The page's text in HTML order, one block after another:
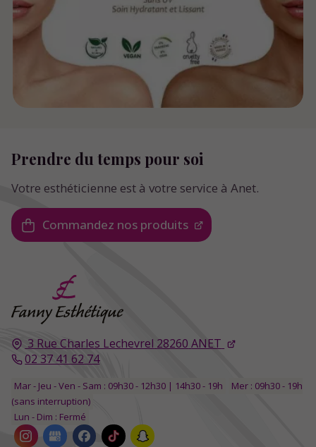
3 Rue Charles Lechevrel 28260 ANET
02 37 41 62 74
Mar - Jeu - Ven - Sam : 09h30 - 12h30 | 14h30 - 19h
Mer : 09h30 - 19h
(sans interruption)
Lun - Dim : Fermé
Prendre du temps pour soi
Votre esthéticienne est à votre service à Anet.
Commandez nos produits